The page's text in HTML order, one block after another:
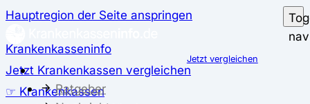
Hauptregion der Seite anspringen
Krankenkasseninfo
Jetzt Krankenkassen vergleichen
☞ Krankenkassen
Jetzt vergleichen
Ratgeber